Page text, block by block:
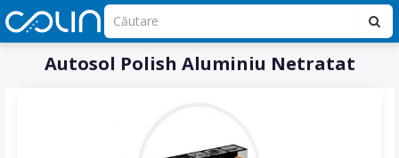
Autosol Polish Aluminiu Netratat